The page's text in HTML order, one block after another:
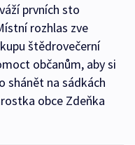
prvních sto
rozhlas zve
štědrovečerní
občanům, aby si
shánět na sádkách
obce Zdeňka